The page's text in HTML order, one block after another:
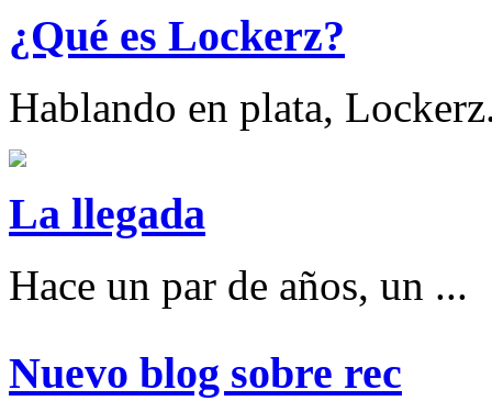
¿Qué es Lockerz?
Hablando en plata,
La llegada
Hace un par de años, un ...
Nuevo blog sobre rec